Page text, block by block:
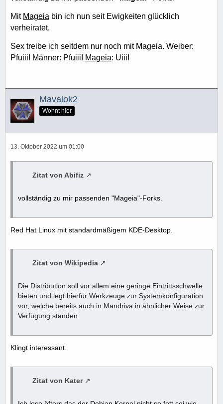
Mit Mageia bin ich nun seit Ewigkeiten glücklich
verheiratet.
Sex treibe ich seitdem nur noch mit Mageia. Weiber:
Pfuiii! Männer: Pfuiii! Mageia: Uiii!
Mavalok2
Wohnt hier
13. Oktober 2022 um 01:00
Zitat von Abifiz
vollständig zu mir passenden "Mageia"-Forks.
Red Hat Linux mit standardmäßigem KDE-Desktop.
Zitat von Wikipedia
Die Distribution soll vor allem eine geringe Eintrittsschwelle
bieten und legt hierfür Werkzeuge zur Systemkonfiguration
vor, welche bereits auch in Mandriva in ähnlicher Weise zur
Verfügung standen.
Klingt interessant.
Zitat von Kater